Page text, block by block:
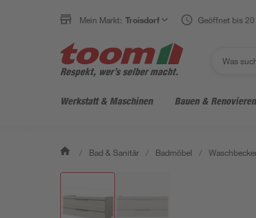
Mein Markt: Troisdorf Geöffnet bis
Werkstatt & Maschinen Bauen & Renovieren
/ Bad & Sanitär / Badmöbel /